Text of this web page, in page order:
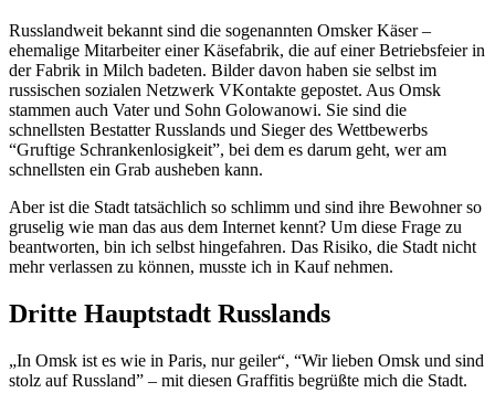
Russlandweit bekannt sind die sogenannten Omsker Käser –
ehemalige Mitarbeiter einer Käsefabrik, die auf einer Betriebsfeier in
der Fabrik in Milch badeten. Bilder davon haben sie selbst im
russischen sozialen Netzwerk VKontakte gepostet. Aus Omsk
stammen auch Vater und Sohn Golowanowi. Sie sind die
schnellsten Bestatter Russlands und Sieger des Wettbewerbs
“Gruftige Schrankenlosigkeit”, bei dem es darum geht, wer am
schnellsten ein Grab ausheben kann.
Aber ist die Stadt tatsächlich so schlimm und sind ihre Bewohner so
gruselig wie man das aus dem Internet kennt? Um diese Frage zu
beantworten, bin ich selbst hingefahren. Das Risiko, die Stadt nicht
mehr verlassen zu können, musste ich in Kauf nehmen.
Dritte Hauptstadt Russlands
„In Omsk ist es wie in Paris, nur geiler“, “Wir lieben Omsk und sind
stolz auf Russland” – mit diesen Graffitis begrüßte mich die Stadt.